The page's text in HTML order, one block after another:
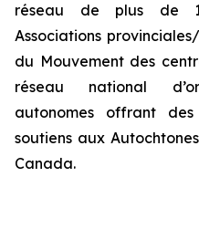
réseau de plus de
Associations
du Mouvement des
réseau national
autonomes offrant
soutiens aux
Canada.